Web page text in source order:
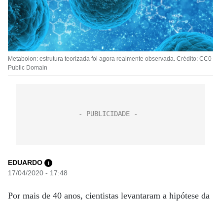
Metabolon: estrutura teorizada foi agora realmente observada. Crédito: CC0
Public Domain
EDUARDO i
17/04/2020 - 17:48
Por mais de 40 anos, cientistas levantaram a hipótese da